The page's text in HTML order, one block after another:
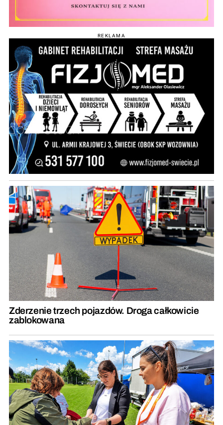
REKLAMA
Zderzenie trzech pojazdów. Droga całkowicie
zablokowana